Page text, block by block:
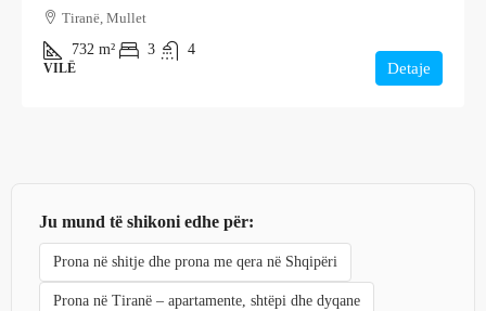
Tiranë, Mullet
732 m² 3 4
VILË Detaje
Ju mund të shikoni edhe për:
Prona në shitje dhe prona me qera në Shqipëri
Prona në Tiranë – apartamente, shtëpi dhe dyqane